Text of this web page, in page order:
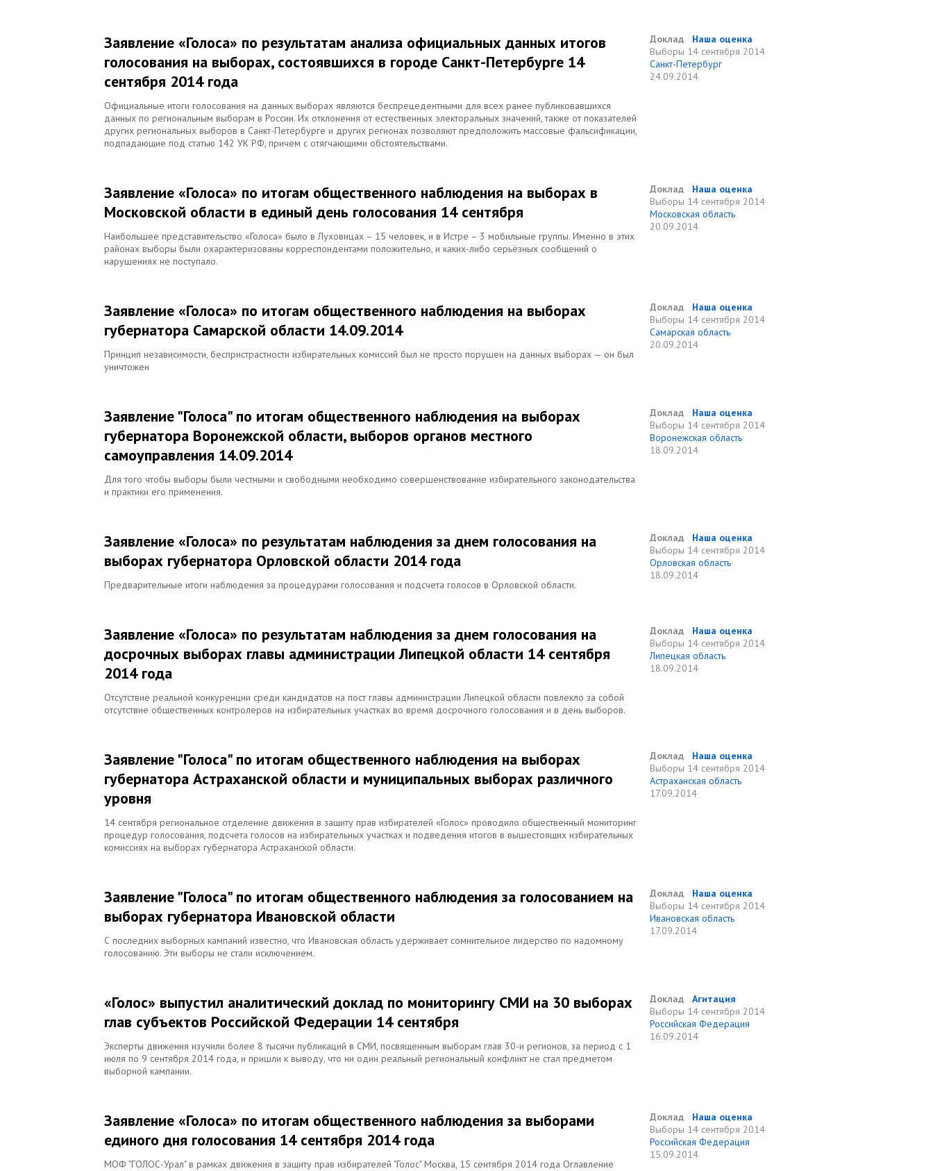
Заявление «Голоса» по результатам анализа официальных данных итогов
голосования на выборах, состоявшихся в городе Санкт-Петербурге 14
сентября 2014 года
Официальные итоги голосования на данных выборах являются беспрецедентными для всех ранее публиковавшихся
данных по региональным выборам в России. Их отклонения от естественных электоральных значений, также от показателей
других региональных выборов в Санкт-Петербурге и других регионах позволяют предположить массовые фальсификации,
подпадающие под статью 142 УК РФ, причем с отягчающими обстоятельствами.
Доклад
Наша оценка
Выборы 14 сентября 2014
Санкт-Петербург
24.09.2014
Заявление «Голоса» по итогам общественного наблюдения на выборах в
Московской области в единый день голосования 14 сентября
Наибольшее представительство «Голоса» было в Луховицах – 15 человек, и в Истре – 3 мобильные группы. Именно в этих
районах выборы были охарактеризованы корреспондентами положительно, и каких-либо серьёзных сообщений о
нарушениях не поступало.
Доклад
Наша оценка
Выборы 14 сентября 2014
Московская область
20.09.2014
Заявление «Голоса» по итогам общественного наблюдения на выборах
губернатора Самарской области 14.09.2014
Принцип независимости, беспристрастности избирательных комиссий был не просто порушен на данных выборах — он был
уничтожен
Доклад
Наша оценка
Выборы 14 сентября 2014
Самарская область
20.09.2014
Заявление "Голоса" по итогам общественного наблюдения на выборах
губернатора Воронежской области, выборов органов местного
самоуправления 14.09.2014
Для того чтобы выборы были честными и свободными необходимо совершенствование избирательного законодательства
и практики его применения.
Доклад
Наша оценка
Выборы 14 сентября 2014
Воронежская область
18.09.2014
Заявление «Голоса» по результатам наблюдения за днем голосования на
выборах губернатора Орловской области 2014 года
Предварительные итоги наблюдения за процедурами голосования и подсчета голосов в Орловской области.
Доклад
Наша оценка
Выборы 14 сентября 2014
Орловская область
18.09.2014
Заявление «Голоса» по результатам наблюдения за днем голосования на
досрочных выборах главы администрации Липецкой области 14 сентября
2014 года
Отсутствие реальной конкуренции среди кандидатов на пост главы администрации Липецкой области повлекло за собой
отсутствие общественных контролеров на избирательных участках во время досрочного голосования и в день выборов.
Доклад
Наша оценка
Выборы 14 сентября 2014
Липецкая область
18.09.2014
Заявление "Голоса" по итогам общественного наблюдения на выборах
губернатора Астраханской области и муниципальных выборах различного
уровня
14 сентября региональное отделение движения в защиту прав избирателей «Голос» проводило общественный мониторинг
процедур голосования, подсчета голосов на избирательных участках и подведения итогов в вышестоящих избирательных
комиссиях на выборах губернатора Астраханской области.
Доклад
Наша оценка
Выборы 14 сентября 2014
Астраханская область
17.09.2014
Заявление "Голоса" по итогам общественного наблюдения за голосованием на
выборах губернатора Ивановской области
С последних выборных кампаний известно, что Ивановская область удерживает сомнительное лидерство по надомному
голосованию. Эти выборы не стали исключением.
Доклад
Наша оценка
Выборы 14 сентября 2014
Ивановская область
17.09.2014
«Голос» выпустил аналитический доклад по мониторингу СМИ на 30 выборах
глав субъектов Российской Федерации 14 сентября
Эксперты движения изучили более 8 тысячи публикаций в СМИ, посвященным выборам глав 30-и регионов, за период с 1
июля по 9 сентября 2014 года, и пришли к выводу, что ни один реальный региональный конфликт не стал предметом
выборной кампании.
Доклад
Агитация
Выборы 14 сентября 2014
Российская Федерация
16.09.2014
Заявление «Голоса» по итогам общественного наблюдения за выборами
единого дня голосования 14 сентября 2014 года
МОФ "ГОЛОС-Урал" в рамках движения в защиту прав избирателей "Голос" Москва, 15 сентября 2014 года Оглавление
Доклад
Наша оценка
Выборы 14 сентября 2014
Российская Федерация
15.09.2014